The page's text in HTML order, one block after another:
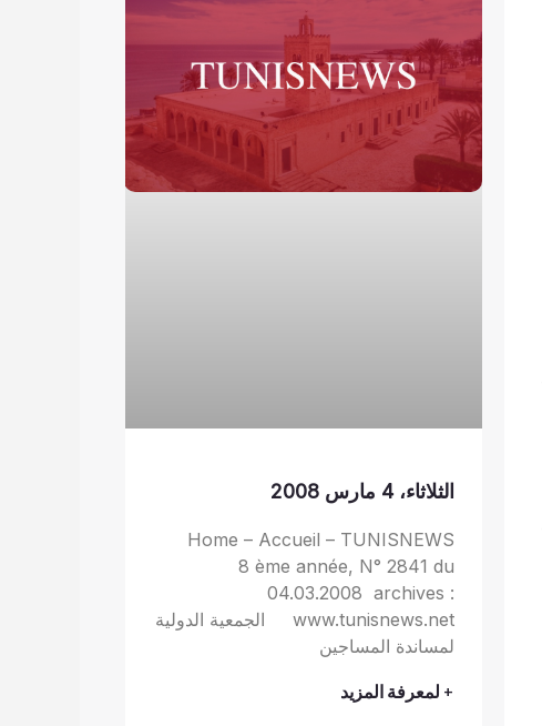
الثلاثاء، 4 مارس 2008
Home – Accueil – TUNISNEWS
8 ème année, N° 2841 du
04.03.2008 archives :
www.tunisnews.net الجمعية الدولية
لمساندة المساجين
+ لمعرفة المزيد